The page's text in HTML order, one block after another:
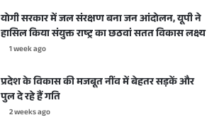
योगी सरकार में जल संरक्षण बना जन आंदोलन, यूपी ने
हासिल किया संयुक्त राष्ट्र का छठवां सतत विकास लक्ष्य
1 week ago
प्रदेश के विकास की मजबूत नींव में बेहतर सड़कें और
पुल दे रहे हैं गति
2 weeks ago